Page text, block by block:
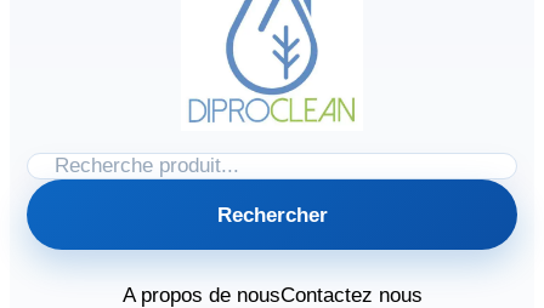
Rechercher
A propos de nousContactez nous